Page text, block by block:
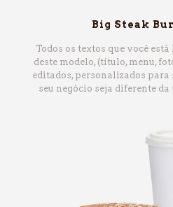
Big Steak
Todos os textos que você
deste modelo, (título, menu,
editados, personalizados para
seu negócio seja diferente